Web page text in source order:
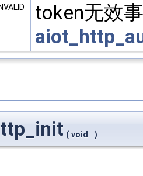
token无效
( void )